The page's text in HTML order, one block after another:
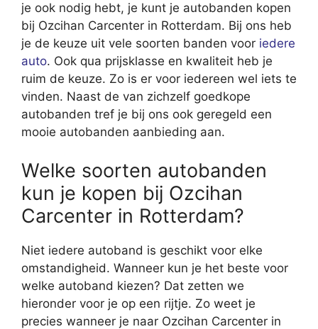
je ook nodig hebt, je kunt je autobanden kopen
bij Ozcihan Carcenter in Rotterdam. Bij ons heb
je de keuze uit vele soorten banden voor iedere
auto. Ook qua prijsklasse en kwaliteit heb je
ruim de keuze. Zo is er voor iedereen wel iets te
vinden. Naast de van zichzelf goedkope
autobanden tref je bij ons ook geregeld een
mooie autobanden aanbieding aan.
Welke soorten autobanden
kun je kopen bij Ozcihan
Carcenter in Rotterdam?
Niet iedere autoband is geschikt voor elke
omstandigheid. Wanneer kun je het beste voor
welke autoband kiezen? Dat zetten we
hieronder voor je op een rijtje. Zo weet je
precies wanneer je naar Ozcihan Carcenter in